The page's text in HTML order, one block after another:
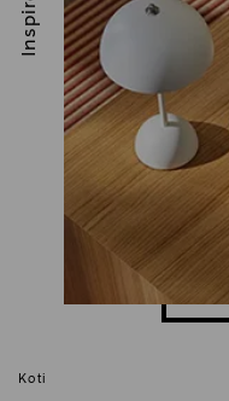
Koti